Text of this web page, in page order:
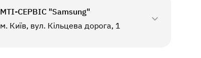
МТI-СЕРВІС "Samsung"
м. Київ, вул. Кільцева дорога, 1